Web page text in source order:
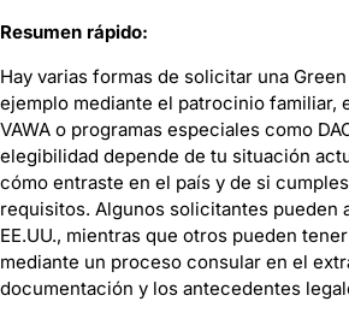
Resumen rápido:
Hay varias formas de solicitar una
ejemplo mediante el patrocinio familiar,
VAWA o programas especiales como
elegibilidad depende de tu situación
cómo entraste en el país y de si
requisitos. Algunos solicitantes pueden
EE.UU., mientras que otros pueden
mediante un proceso consular en el
documentación y los antecedentes